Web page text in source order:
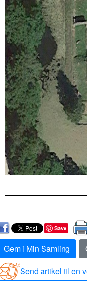
Save
Gem i Min Samling
Send artikel til en